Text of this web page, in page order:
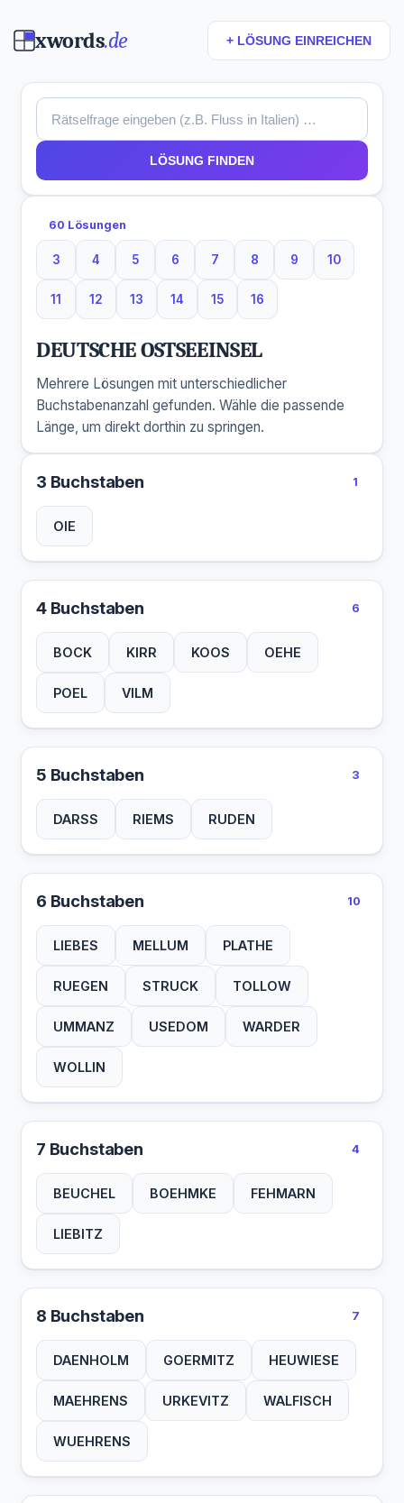
xwords.de + LÖSUNG EINREICHEN
LÖSUNG FINDEN
60 Lösungen
3
3 Buchstaben
4
4 Buchstaben
5
5 Buchstaben
6
6 Buchstaben
7
7 Buchstaben
8
8 Buchstaben
9
9 Buchstaben
10
10
11
11 Buchstaben
12
12 Buchstaben
13
13 Buchstaben
14
14 Buchstaben
15
15 Buchstaben
16
16 Buchstaben
DEUTSCHE OSTSEEINSEL
Mehrere Lösungen mit unterschiedlicher
Buchstabenanzahl gefunden. Wähle die passende
Länge, um direkt dorthin zu springen.
3 Buchstaben 1
OIE
4 Buchstaben 6
BOCK KIRR KOOS OEHE
POEL VILM
5 Buchstaben 3
DARSS RIEMS RUDEN
6 Buchstaben 10
LIEBES MELLUM PLATHE
RUEGEN STRUCK TOLLOW
UMMANZ USEDOM WARDER
WOLLIN
7 Buchstaben 4
BEUCHEL BOEHMKE FEHMARN
LIEBITZ
8 Buchstaben 7
DAENHOLM GOERMITZ HEUWIESE
MAEHRENS URKEVITZ WALFISCH
WUEHRENS